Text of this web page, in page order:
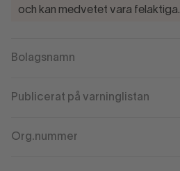
och kan medvetet vara felaktiga.
Bolagsnamn
Publicerat på varninglistan
Org.nummer